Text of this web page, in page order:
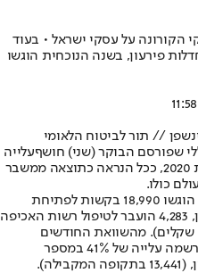
הקורונה על עסקי ישראל • בעוד
להליכי חדלות פירעון, בשנה הנוכחית הוגשו
// תור לביטוח הלאומי
שפורסם הבוקר (שני) חושףעלייה
בשנת 2020, ככל הנראה כתוצאה ממשבר
כולו.
החל מיום 1 בינואר ועד ל-15 בנובמבר, הוגשו 18,990 בקשות לפתיחת
הליכי חדלות פירעון של יחידים. מתוכן, 4,283 הועבר לטיפול רשות האכיפה
(חובות של מתחת ל-150 אלף שקלים). מהשוואת החודשים
לתקופה המקבילה אשתקד, עולה כי נרשמה עלייה של 41% במספר